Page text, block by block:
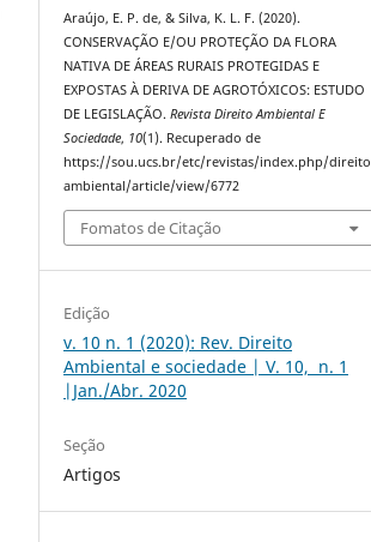
Araújo, E. P. de, & Silva, K. L. F. (2020).
CONSERVAÇÃO E/OU PROTEÇÃO DA FLORA
NATIVA DE ÁREAS RURAIS PROTEGIDAS E
EXPOSTAS À DERIVA DE AGROTÓXICOS: ESTUDO
DE LEGISLAÇÃO.Revista Direito Ambiental E
Sociedade, 10(1). Recuperado de
https://sou.ucs.br/etc/revistas/index.php/direito
ambiental/article/view/6772
Fomatos de Citação
Edição
v. 10 n. 1 (2020): Rev. Direito
Ambiental e sociedade | V. 10, n. 1
|Jan./Abr. 2020
Seção
Artigos